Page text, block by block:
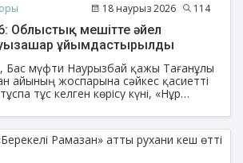
18 наурыз 2026 114
Облыстық мешітте әйел
ұйымдастырылды
Бас мүфти Наурызбай қажы Тағанұлы
айының жоспарына сәйкес қасиетті
тұс келген көрісу күні, «Нұр
дастархан жайылды. Шараға
көпбалалы отбасылар және арнайы
бірлік пен бауырмалдықтың үлгісін